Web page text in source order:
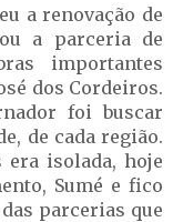
a renovação de
a parceria de
importantes
dos Cordeiros.
foi buscar
de cada região.
era isolada, hoje
Sumé e fico
parcerias que